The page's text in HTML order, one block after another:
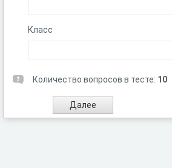
Класс
Количество вопросов в тесте: 10